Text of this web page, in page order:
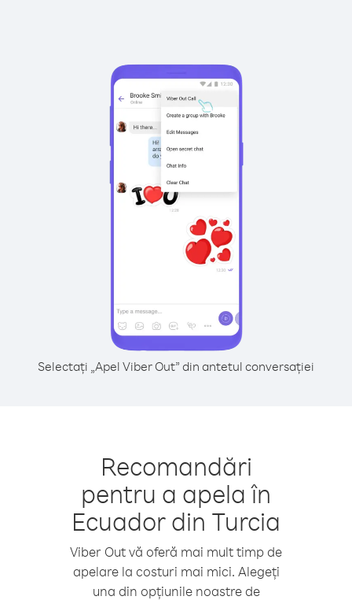
Selectați „Apel Viber Out” din antetul conversației
Recomandări
pentru a apela în
Ecuador din Turcia
Viber Out vă oferă mai mult timp de
apelare la costuri mai mici. Alegeți
una din opțiunile noastre de